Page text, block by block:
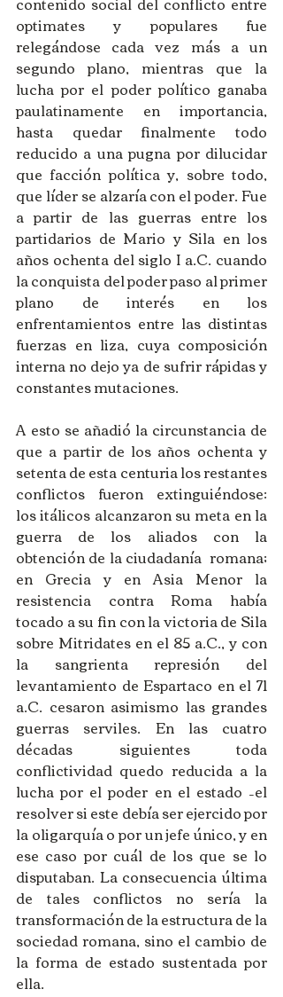
optimates y populares fue
relegándose cada vez más a un
segundo plano, mientras que la
lucha por el poder político ganaba
paulatinamente en importancia,
hasta quedar finalmente todo
reducido a una pugna por dilucidar
que facción política y, sobre todo,
que líder se alzaría con el poder. Fue
a partir de las guerras entre los
partidarios de Mario y Sila en los
años ochenta del siglo I a.C. cuando
la conquista del poder paso al primer
plano de interés en los
enfrentamientos entre las distintas
fuerzas en liza, cuya composición
interna no dejo ya de sufrir rápidas y
constantes mutaciones.
A esto se añadió la circunstancia de
que a partir de los años ochenta y
setenta de esta centuria los restantes
conflictos fueron extinguiéndose:
los itálicos alcanzaron su meta en la
guerra de los aliados con la
obtención de la ciudadanía  romana;
en Grecia y en Asia Menor la
resistencia contra Roma había
tocado a su fin con la victoria de Sila
sobre Mitridates en el 85 a.C., y con
la sangrienta represión del
levantamiento de Espartaco en el 71
a.C. cesaron asimismo las grandes
guerras serviles. En las cuatro
décadas siguientes toda
conflictividad quedo reducida a la
lucha por el poder en el estado –el
resolver si este debía ser ejercido por
la oligarquía o por un jefe único, y en
ese caso por cuál de los que se lo
disputaban. La consecuencia última
de tales conflictos no sería la
transformación de la estructura de la
sociedad romana, sino el cambio de
la forma de estado sustentada por
ella.